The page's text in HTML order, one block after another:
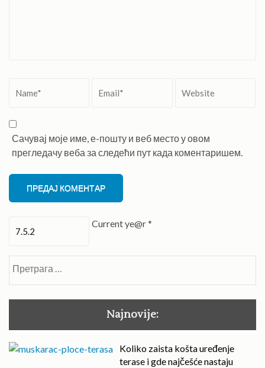
Сачувај моје име, е-пошту и веб место у овом
прегледачу веба за следећи пут када коментаришем.
Current ye@r*
Najnovije:
Koliko zaista košta uređenje
terase i gde najčešće nastaju